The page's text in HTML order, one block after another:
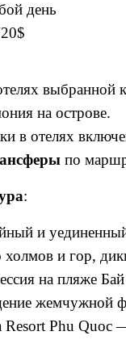
день
выбранной
на острове.
в отелях
по
:
и
и гор,
на пляже
жемчужной
Resort Phu Quoc